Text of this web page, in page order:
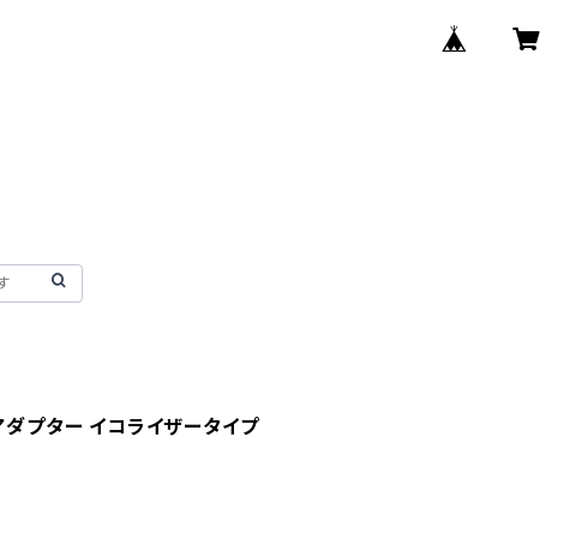
ダプター イコライザータイプ